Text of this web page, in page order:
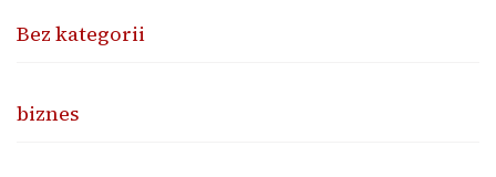
Bez kategorii
biznes